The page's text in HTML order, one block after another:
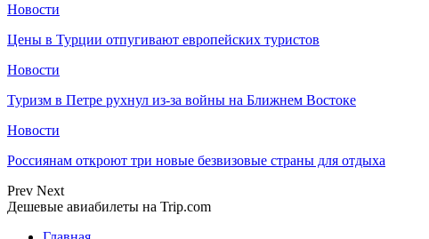
Новости
Цены в Турции отпугивают европейских туристов
Новости
Туризм в Петре рухнул из-за войны на Ближнем Востоке
Новости
Россиянам откроют три новые безвизовые страны для отдыха
Prev Next
Дешевые авиабилеты на Trip.com